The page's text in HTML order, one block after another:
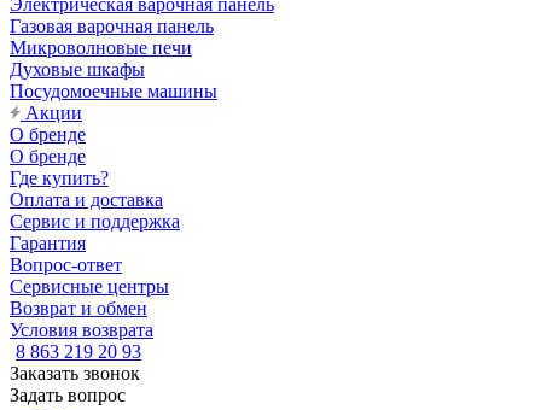
Электрическая варочная панель
Газовая варочная панель
Микроволновые печи
Духовые шкафы
Посудомоечные машины
Акции
О бренде
О бренде
Где купить?
Оплата и доставка
Сервис и поддержка
Гарантия
Вопрос-ответ
Сервисные центры
Возврат и обмен
Условия возврата
8 863 219 20 93
Заказать звонок
Задать вопрос